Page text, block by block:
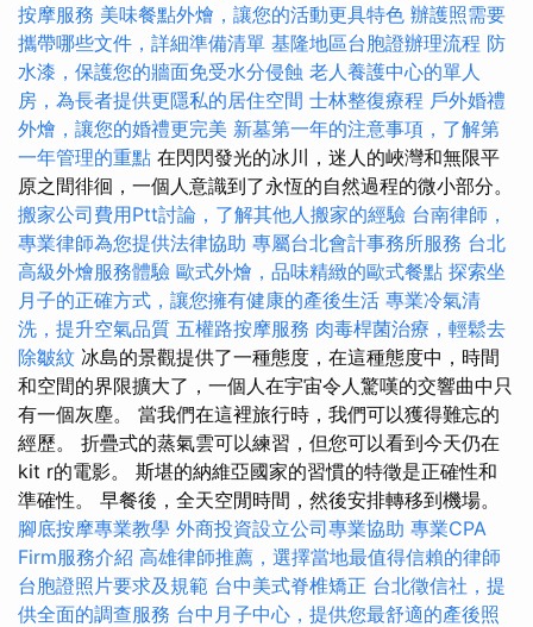
按摩服務 美味餐點外燴，讓您的活動更具特色 辦護照需要
攜帶哪些文件，詳細準備清單 基隆地區台胞證辦理流程 防
水漆，保護您的牆面免受水分侵蝕 老人養護中心的單人
房，為長者提供更隱私的居住空間 士林整復療程 戶外婚禮
外燴，讓您的婚禮更完美 新墓第一年的注意事項，了解第
一年管理的重點 在閃閃發光的冰川，迷人的峽灣和無限平
原之間徘徊，一個人意識到了永恆的自然過程的微小部分。
搬家公司費用Ptt討論，了解其他人搬家的經驗 台南律師，
專業律師為您提供法律協助 專屬台北會計事務所服務 台北
高級外燴服務體驗 歐式外燴，品味精緻的歐式餐點 探索坐
月子的正確方式，讓您擁有健康的產後生活 專業冷氣清
洗，提升空氣品質 五權路按摩服務 肉毒桿菌治療，輕鬆去
除皺紋 冰島的景觀提供了一種態度，在這種態度中，時間
和空間的界限擴大了，一個人在宇宙令人驚嘆的交響曲中只
有一個灰塵。 當我們在這裡旅行時，我們可以獲得難忘的
經歷。 折疊式的蒸氣雲可以練習，但您可以看到今天仍在
kit r的電影。 斯堪的納維亞國家的習慣的特徵是正確性和
準確性。 早餐後，全天空閒時間，然後安排轉移到機場。
腳底按摩專業教學 外商投資設立公司專業協助 專業CPA
Firm服務介紹 高雄律師推薦，選擇當地最值得信賴的律師
台胞證照片要求及規範 台中美式脊椎矯正 台北徵信社，提
供全面的調查服務 台中月子中心，提供您最舒適的產後照